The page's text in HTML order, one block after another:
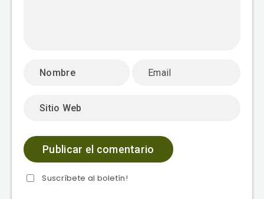
Suscríbete al boletín!